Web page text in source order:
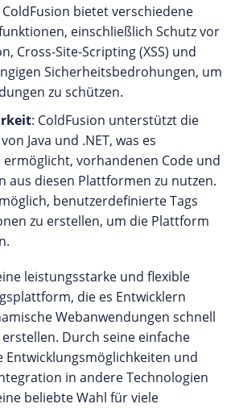
ColdFusion bietet verschiedene
einschließlich Schutz vor
Cross-Site-Scripting (XSS) und
Sicherheitsbedrohungen, um
zu schützen.
: ColdFusion unterstützt die
Java und .NET, was es
ermöglicht, vorhandenen Code und
aus diesen Plattformen zu nutzen.
benutzerdefinierte Tags
zu erstellen, um die Plattform
leistungsstarke und flexible
die es Entwicklern
Webanwendungen schnell
Durch seine einfache
Entwicklungsmöglichkeiten und
in andere Technologien
beliebte Wahl für viele